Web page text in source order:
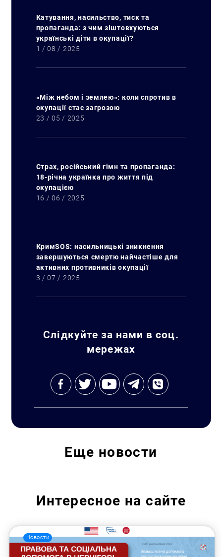
Катування, насильство, тиск та
пропаганда: з чим зіштовхуються
українські діти в окупації?
1 / 08 / 2025
«Між небом і землею»: коли спротив в
окупації стає загрозою
23 / 05 / 2025
Страх, російський гімн та пропаганда:
18-річна українка про життя під
окупацією
16 / 06 / 2025
КримSOS: насильницькі зникнення
завершуються смертю найчастіше для
активних противників окупації
3 / 07 / 2025
Слідкуйте за нами в соц.
мережах
Еще новости
Интересное на сайте
Новости